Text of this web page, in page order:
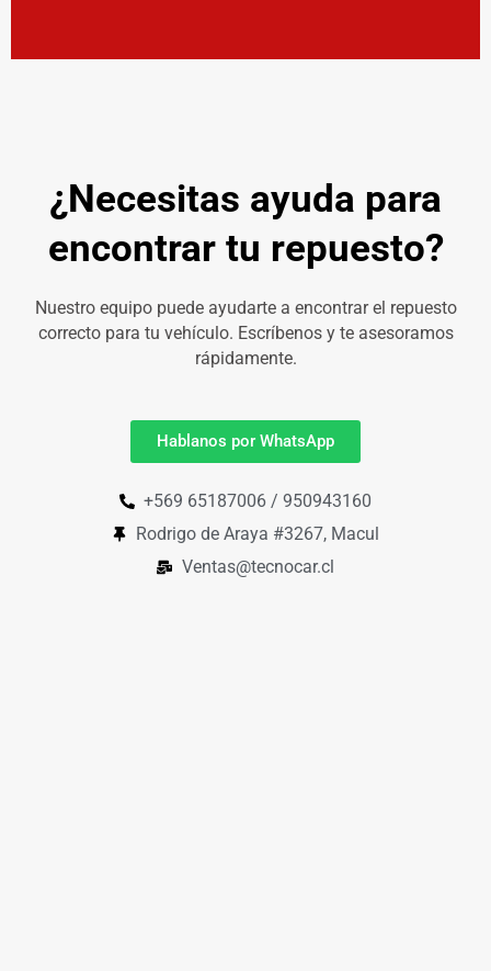
¿Necesitas ayuda para
encontrar tu repuesto?
Nuestro equipo puede ayudarte a encontrar el repuesto
correcto para tu vehículo. Escríbenos y te asesoramos
rápidamente.
Hablanos por WhatsApp
+569 65187006 / 950943160
Rodrigo de Araya #3267, Macul
Ventas@tecnocar.cl